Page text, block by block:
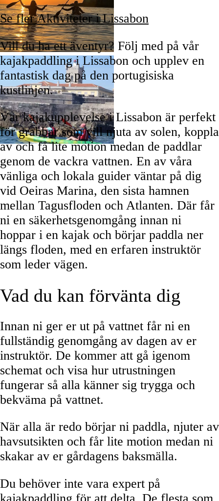
Se fler Aktiviteter i Lissabon
Vill du ha ett äventyr? Följ med på vår
kajakpaddling i Lissabon och upplev en
fantastisk dag på den portugisiska
kustlinjen.
Vår kajakupplevelse i Lissabon är perfekt
för grabbar som vill njuta av solen, koppla
av och få lite motion medan de paddlar
genom de vackra vattnen. En av våra
vänliga och lokala guider väntar på dig
vid Oeiras Marina, den sista hamnen
mellan Tagusfloden och Atlanten. Där får
ni en säkerhetsgenomgång innan ni
hoppar i en kajak och börjar paddla ner
längs floden, med en erfaren instruktör
som leder vägen.
Vad du kan förvänta dig
Innan ni ger er ut på vattnet får ni en
fullständig genomgång av dagen av er
instruktör. De kommer att gå igenom
schemat och visa hur utrustningen
fungerar så alla känner sig trygga och
bekväma på vattnet.
När alla är redo börjar ni paddla, njuter av
havsutsikten och får lite motion medan ni
skakar av er gårdagens baksmälla.
Du behöver inte vara expert på